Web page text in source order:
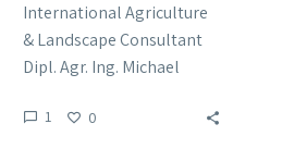
International Agriculture
& Landscape Consultant
Dipl. Agr. Ing. Michael
„Klimawandel“ – Gibt es
1 0